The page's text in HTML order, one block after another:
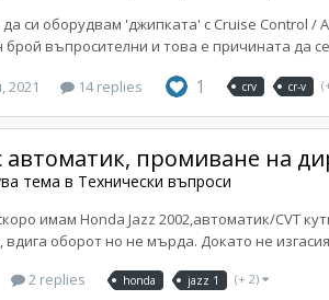
си оборудвам 'джипката' с Cruise Control
брой въпросителни и това е причината да
2021 14 replies 1 crv cr-v
автоматик, промиване на
тема в Технически въпроси
имам Honda Jazz 2002,автоматик/CVT
вдига оборот но не мърда. Докато не
2 replies honda jazz 1 (+ 2)